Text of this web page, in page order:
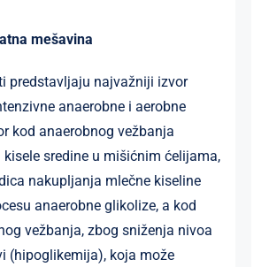
mešavina
predstavljaju najvažniji izvor
anaerobne i aerobne
kod anaerobnog vežbanja
kisele sredine u mišićnim ćelijama,
nakupljanja mlečne kiseline
anaerobne glikolize, a kod
vežbanja, zbog sniženja nivoa
(hipoglikemija), koja može